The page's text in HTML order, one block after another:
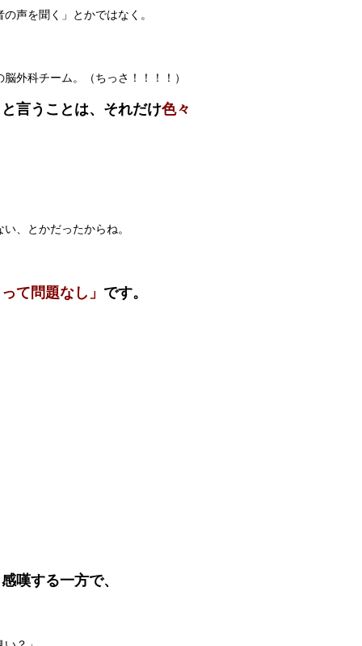
声を聞く」とかではなく。
外科チーム。（ちっさ！！！！）
言うことは、それだけ色々
、とかだったからね。
て問題なし」 です。
感嘆する一方で、